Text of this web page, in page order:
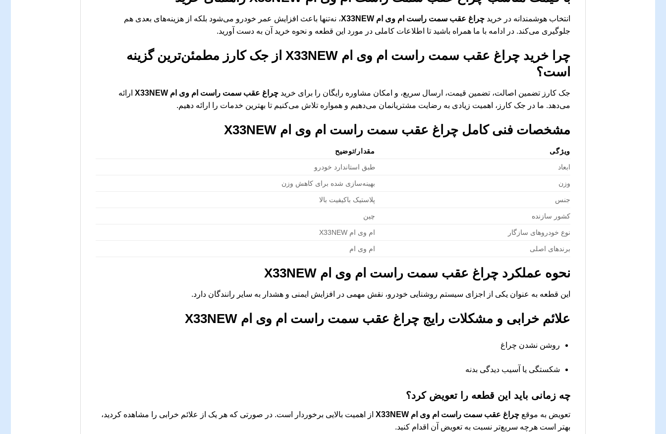
انتخاب هوشمندانه در خرید چراغ عقب سمت راست ام وی ام X33NEW
، نه‌تنها باعث افزایش عمر خودرو می‌شود بلکه از هزینه‌های بعدی هم
جلوگیری می‌کند. در ادامه با ما همراه باشید تا اطلاعات کاملی در مورد این قطعه و نحوه خرید آن به دست آورید.
چرا خرید چراغ عقب سمت راست ام وی ام X33NEW
از جک کارز مطمئن‌ترین گزینه
است؟
جک کارز تضمین اصالت، تضمین قیمت، ارسال سریع، و امکان مشاوره رایگان را برای خرید چراغ عقب سمت راست ام وی ام X33NEW
ارائه
می‌دهد. ما در جک کارز، اهمیت زیادی به رضایت مشتریانمان می‌دهیم و همواره تلاش می‌کنیم تا بهترین خدمات را ارائه دهیم.
مشخصات فنی کامل چراغ عقب سمت راست ام وی ام X33NEW
ویژگی
مقدار/توضیح
ابعاد
طبق استاندارد خودرو
وزن بهینه‌سازی شده برای کاهش وزن
جنس پلاستیک باکیفیت بالا
کشور سازنده چین
نوع خودروهای سازگار ام وی ام X33NEW
برندهای اصلی ام وی ام
نحوه عملکرد چراغ عقب سمت راست ام وی ام X33NEW
این قطعه به عنوان یکی از اجزای سیستم روشنایی خودرو، نقش مهمی در افزایش ایمنی و هشدار به سایر رانندگان دارد.
علائم خرابی و مشکلات رایج چراغ عقب سمت راست ام وی ام X33NEW
روشن نشدن چراغ
شکستگی یا آسیب دیدگی بدنه
چه زمانی باید این قطعه را تعویض کرد؟
تعویض به موقع چراغ عقب سمت راست ام وی ام X33NEW
از اهمیت بالایی برخوردار است. در صورتی که هر یک از علائم خرابی را مشاهده کردید،
بهتر است هرچه سریع‌تر نسبت به تعویض آن اقدام کنید.